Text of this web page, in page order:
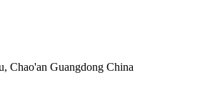
Chao'an Guangdong China